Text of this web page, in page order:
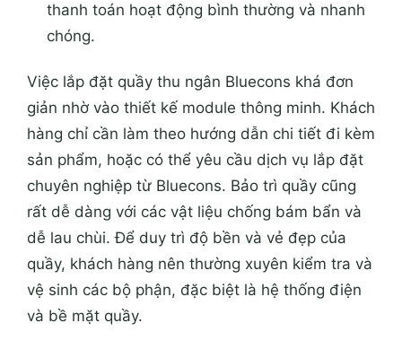
thanh toán hoạt động bình thường và nhanh
chóng.
Việc lắp đặt quầy thu ngân Bluecons khá đơn
giản nhờ vào thiết kế module thông minh. Khách
hàng chỉ cần làm theo hướng dẫn chi tiết đi kèm
sản phẩm, hoặc có thể yêu cầu dịch vụ lắp đặt
chuyên nghiệp từ Bluecons. Bảo trì quầy cũng
rất dễ dàng với các vật liệu chống bám bẩn và
dễ lau chùi. Để duy trì độ bền và vẻ đẹp của
quầy, khách hàng nên thường xuyên kiểm tra và
vệ sinh các bộ phận, đặc biệt là hệ thống điện
và bề mặt quầy.